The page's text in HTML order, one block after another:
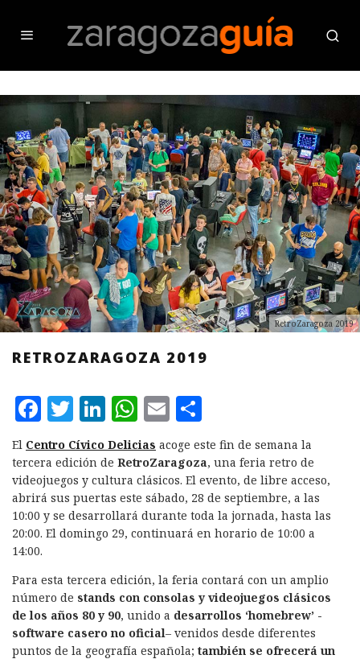
RetroZaragoza 2019
RETROZARAGOZA 2019
F
a
c
e
b
o
o
k
T
w
it
te
r
L
i
n
k
e
d
n
W
h
at
s
A
p
E
m
ai
l
o
m
p
a
rt
El Centro Cívico Delicias acoge este fin de semana la
tercera edición de RetroZaragoza, una feria retro de
videojuegos y cultura clásicos. El evento, de libre acceso,
abrirá sus puertas este sábado, 28 de septiembre, a las
10:00 y se desarrollará durante toda la jornada, hasta las
20:00. El domingo 29, continuará en horario de 10:00 a
14:00.
Para esta tercera edición, la feria contará con un amplio
número de stands con consolas y videojuegos clásicos
de los años 80 y 90, unido a desarrollos ‘homebrew’ -
software casero no oficial– venidos desde diferentes
puntos de la geografía española; también se ofrecerá un